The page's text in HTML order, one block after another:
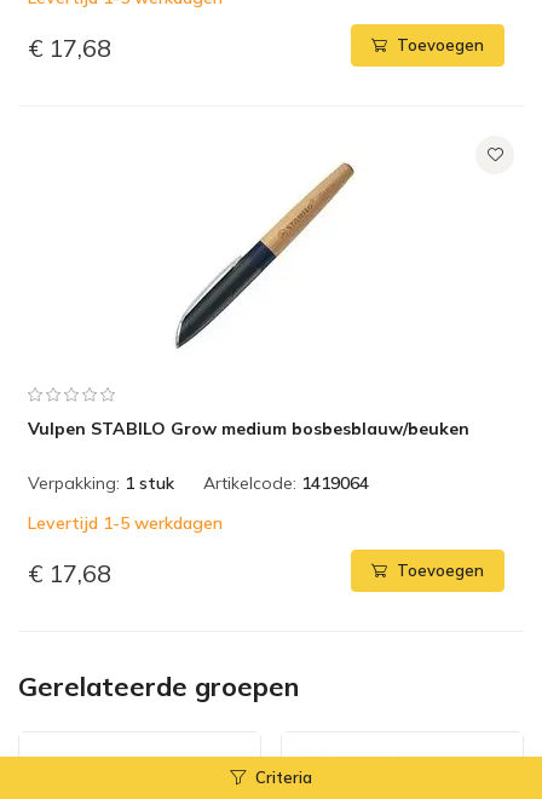
€ 17,68 Toevoegen
Vulpen STABILO Grow medium bosbesblauw/beuken
Verpakking: 1 stuk Artikelcode: 1419064
Levertijd 1-5 werkdagen
€ 17,68 Toevoegen
Gerelateerde groepen
Criteria